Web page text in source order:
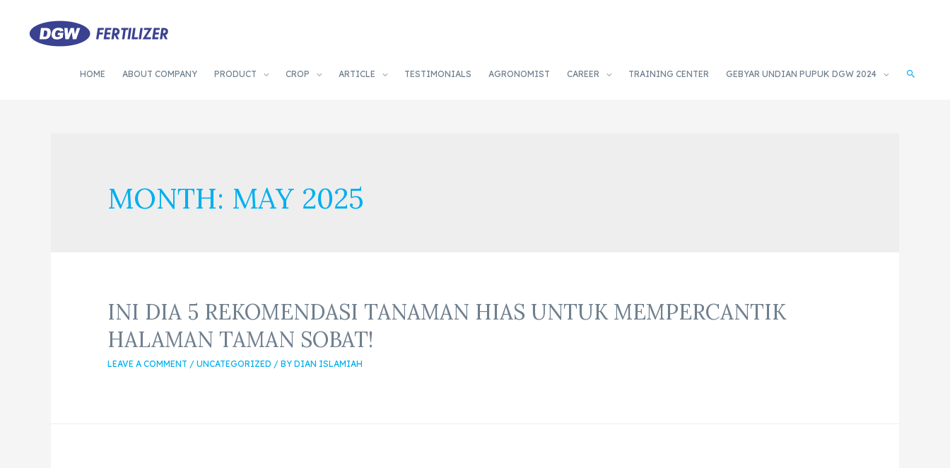
HOME ABOUT COMPANY PRODUCT CROP ARTICLE TESTIMONIALS AGRONOMIST CAREER TRAINING CENTER GEBYAR UNDIAN PUPUK DGW 2024
MONTH: MAY 2025
INI DIA 5 REKOMENDASI TANAMAN HIAS UNTUK MEMPERCANTIK
HALAMAN TAMAN SOBAT!
LEAVE A COMMENT /UNCATEGORIZED / BYDIAN ISLAMIAH